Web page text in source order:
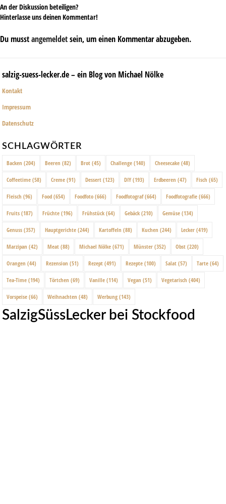
An der Diskussion beteiligen?
Hinterlasse uns deinen Kommentar!
Du musstangemeldetsein, um einen Kommentar abzugeben.
salzig-suess-lecker.de – ein Blog von Michael Nölke
Kontakt
Impressum
Datenschutz
SCHLAGWÖRTER
Backen (204) Beeren (82) Brot (45) Challenge (140) Cheesecake (48)
Coffeetime (58) Creme (91) Dessert (123) DIY (193) Erdbeeren (47) Fisch (65)
Fleisch (96) Food (654) Foodfoto (666) Foodfotograf(664) Foodfotografie (666)
Fruits (187) Früchte (196) Frühstück (64) Gebäck (210) Gemüse (134)
Genuss (357) Hauptgerichte (244) Kartoffeln (88) Kuchen (244) Lecker (419)
Marzipan (42) Meat (88) Michael Nölke (671) Münster (352) Obst (220)
Orangen (44) Rezension (51) Rezept (491) Rezepte (100) Salat (57) Tarte (64)
Tea-Time (194) Törtchen (69) Vanille (114) Vegan (51) Vegetarisch (404)
Vorspeise (66) Weihnachten (48) Werbung (143)
SalzigSüssLecker bei Stockfood